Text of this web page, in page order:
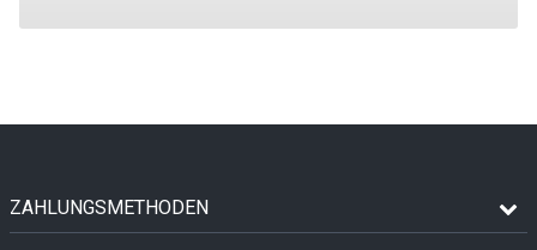
ZAHLUNGSMETHODEN